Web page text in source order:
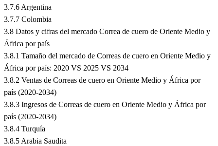
3.7.6 Argentina
3.7.7 Colombia
3.8 Datos y cifras del mercado Correa de cuero de Oriente Medio y
África por país
3.8.1 Tamaño del mercado de Correas de cuero en Oriente Medio y
África por país: 2020 VS 2025 VS 2034
3.8.2 Ventas de Correas de cuero en Oriente Medio y África por
país (2020-2034)
3.8.3 Ingresos de Correas de cuero en Oriente Medio y África por
país (2020-2034)
3.8.4 Turquía
3.8.5 Arabia Saudita